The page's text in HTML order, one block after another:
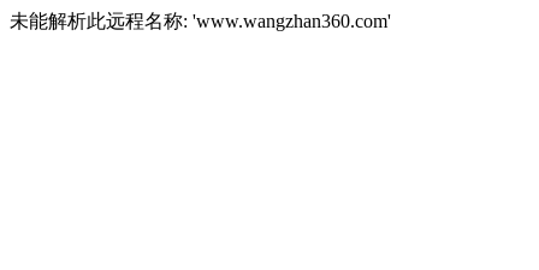
未能解析此远程名称: 'www.wangzhan360.com'